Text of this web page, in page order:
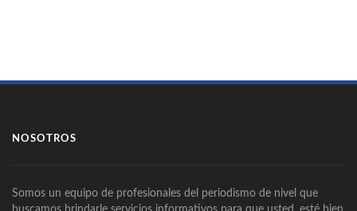
NOSOTROS
Somos un equipo de profesionales del periodismo de nivel que